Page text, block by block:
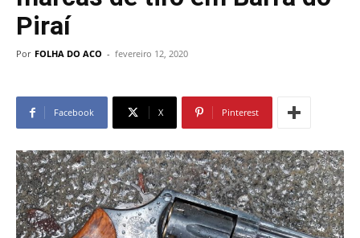
Piraí
Por FOLHA DO ACO - fevereiro 12, 2020
Facebook X Pinterest